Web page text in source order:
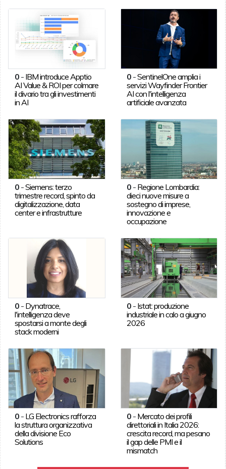
0- IBM introduce Apptio
AI Value & ROI per colmare
il divario tra gli investimenti
in AI
0 -SentinelOne amplia i
servizi Wayfinder Frontier
AI con l'intelligenza
artificiale avanzata
0-Siemens: terzo
trimestre record, spinto da
digitalizzazione, data
center e infrastrutture
0 - Regione Lombardia:
dieci nuove misure a
sostegno di imprese,
innovazione e
occupazione
0- Dynatrace,
l'intelligenza deve
spostarsi a monte degli
stack moderni
0 - Istat: produzione
industriale in calo a giugno
2026
0- LG Electronics rafforza
la struttura organizzativa
della divisione Eco
Solutions
0 - Mercato dei profili
direttoriali in Italia 2026:
crescita record, ma pesano
il gap delle PMI e il
mismatch